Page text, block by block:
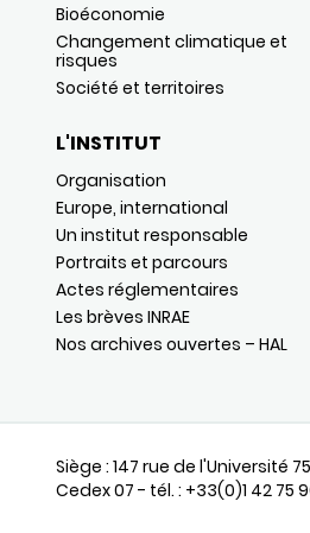
Bioéconomie
Changement climatique et
risques
Société et territoires
L'INSTITUT
Organisation
Europe, international
Un institut responsable
Portraits et parcours
Actes réglementaires
Les brèves INRAE
Nos archives ouvertes – HAL
Siège : 147 rue de l'Université
Cedex 07 - tél. : +33(0)1 42 75